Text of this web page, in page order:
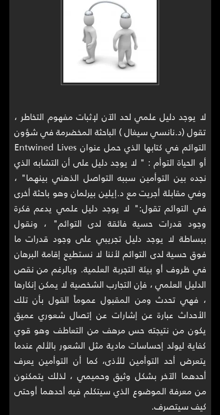
لا يوجد دليل علمي لحد الآن لإثبات مفهوم التخاطر ،
تقول (د.نانسي سيغال ) الباحثة المخضرمة في شؤون
التوائم في كتابها الذي حمل عنوان Entwined Lives
أو الحياة التوأم : " لا يوجد دليل على أن التشابه الذي
نجده بين التوأمين سببه التواصل الذهني بينهما" ،
وفي مقابلة أجريت مع د.إيلين بيرلمان وهو باحثة أخرى
في التوائم تقول:" لا يوجد دليل علمي يدعم فكرة
وجود قدرات حسية فائقة لدى التوائم" ، ونقول
ببساطة لا يوجد دليل تجريبي على وجود قدرات ما
فوق حسية لدى التوائم لأننا لا نستطيع إقامة البرهان
في ظروف أو بيئة التجربة العلمية. وبالرغم من نقص
الدليل العلمي ، فإن التجارب الشخصية لا يمكن إنكارها
، فهي تحدث ومن المقبول عموماً القول بأن تلك
الأحداث عبارة عن إشارات عن إتصال شعوري عميق
يكون من نتيجته حس مرهف من التعاطف وهو قوي
كفاية ليولد إحساسات مادية مثل الشعور بالألم عندما
يتعرض أحد التوأمين للأذى، كما أن التوأمين يعرف
أحدهما الآخر بشكل وثيق وحميمي ، لذلك يتمكنون
من معرفة الموضوع الذي سيتكلم فيه أحدهما أوحتى
كيف سيتصرف.